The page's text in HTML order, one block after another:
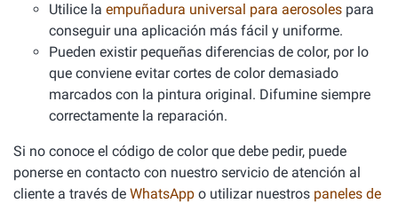
Utilice la empuñadura universal para aerosoles para
conseguir una aplicación más fácil y uniforme.
Pueden existir pequeñas diferencias de color, por lo
que conviene evitar cortes de color demasiado
marcados con la pintura original. Difumine siempre
correctamente la reparación.
Si no conoce el código de color que debe pedir, puede
ponerse en contacto con nuestro servicio de atención al
cliente a través de WhatsApp o utilizar nuestros paneles de